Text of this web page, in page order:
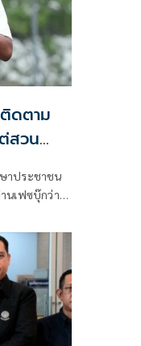
ดตาม
สวน
าประชาชน
นเฟซบุ๊กว่า